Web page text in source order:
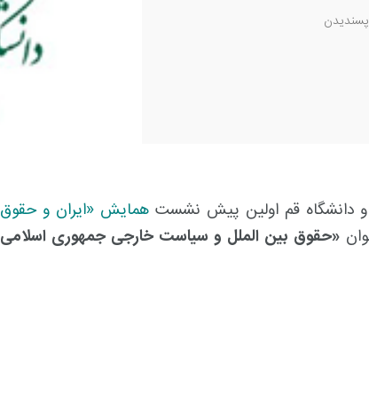
پسندیدن
و دانشگاه قم اولین پیش نشستهمایش «ایران و حقوق
«حقوق بین الملل و سیاست خارجی جمهوری اسلامی